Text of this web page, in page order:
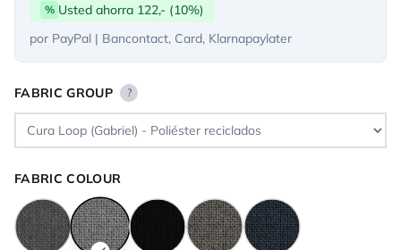
% Usted ahorra 122,- (10%)
por PayPal | Bancontact, Card, Klarnapaylater
FABRIC GROUP ?
FABRIC COLOUR